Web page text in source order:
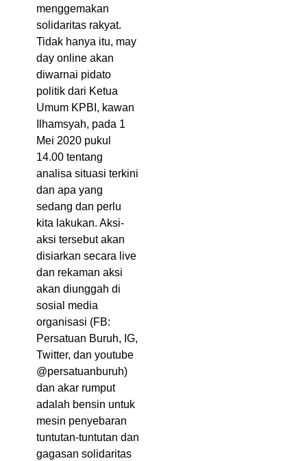
menggemakan
solidaritas rakyat.
Tidak hanya itu, may
day online akan
diwarnai pidato
politik dari Ketua
Umum KPBI, kawan
Ilhamsyah, pada 1
Mei 2020 pukul
14.00 tentang
analisa situasi terkini
dan apa yang
sedang dan perlu
kita lakukan. Aksi-
aksi tersebut akan
disiarkan secara live
dan rekaman aksi
akan diunggah di
sosial media
organisasi (FB:
Persatuan Buruh, IG,
Twitter, dan youtube
@persatuanburuh)
dan akar rumput
adalah bensin untuk
mesin penyebaran
tuntutan-tuntutan dan
gagasan solidaritas